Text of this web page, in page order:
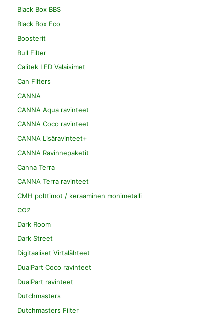
Black Box BBS
Black Box Eco
Boosterit
Bull Filter
Calitek LED Valaisimet
Can Filters
CANNA
CANNA Aqua ravinteet
CANNA Coco ravinteet
CANNA Lisäravinteet+
CANNA Ravinnepaketit
Canna Terra
CANNA Terra ravinteet
CMH polttimot / keraaminen monimetalli
CO2
Dark Room
Dark Street
Digitaaliset Virtalähteet
DualPart Coco ravinteet
DualPart ravinteet
Dutchmasters
Dutchmasters Filter